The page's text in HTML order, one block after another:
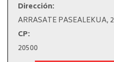
Dirección:
ARRASATE PASEALEKUA, 2
CP:
20500